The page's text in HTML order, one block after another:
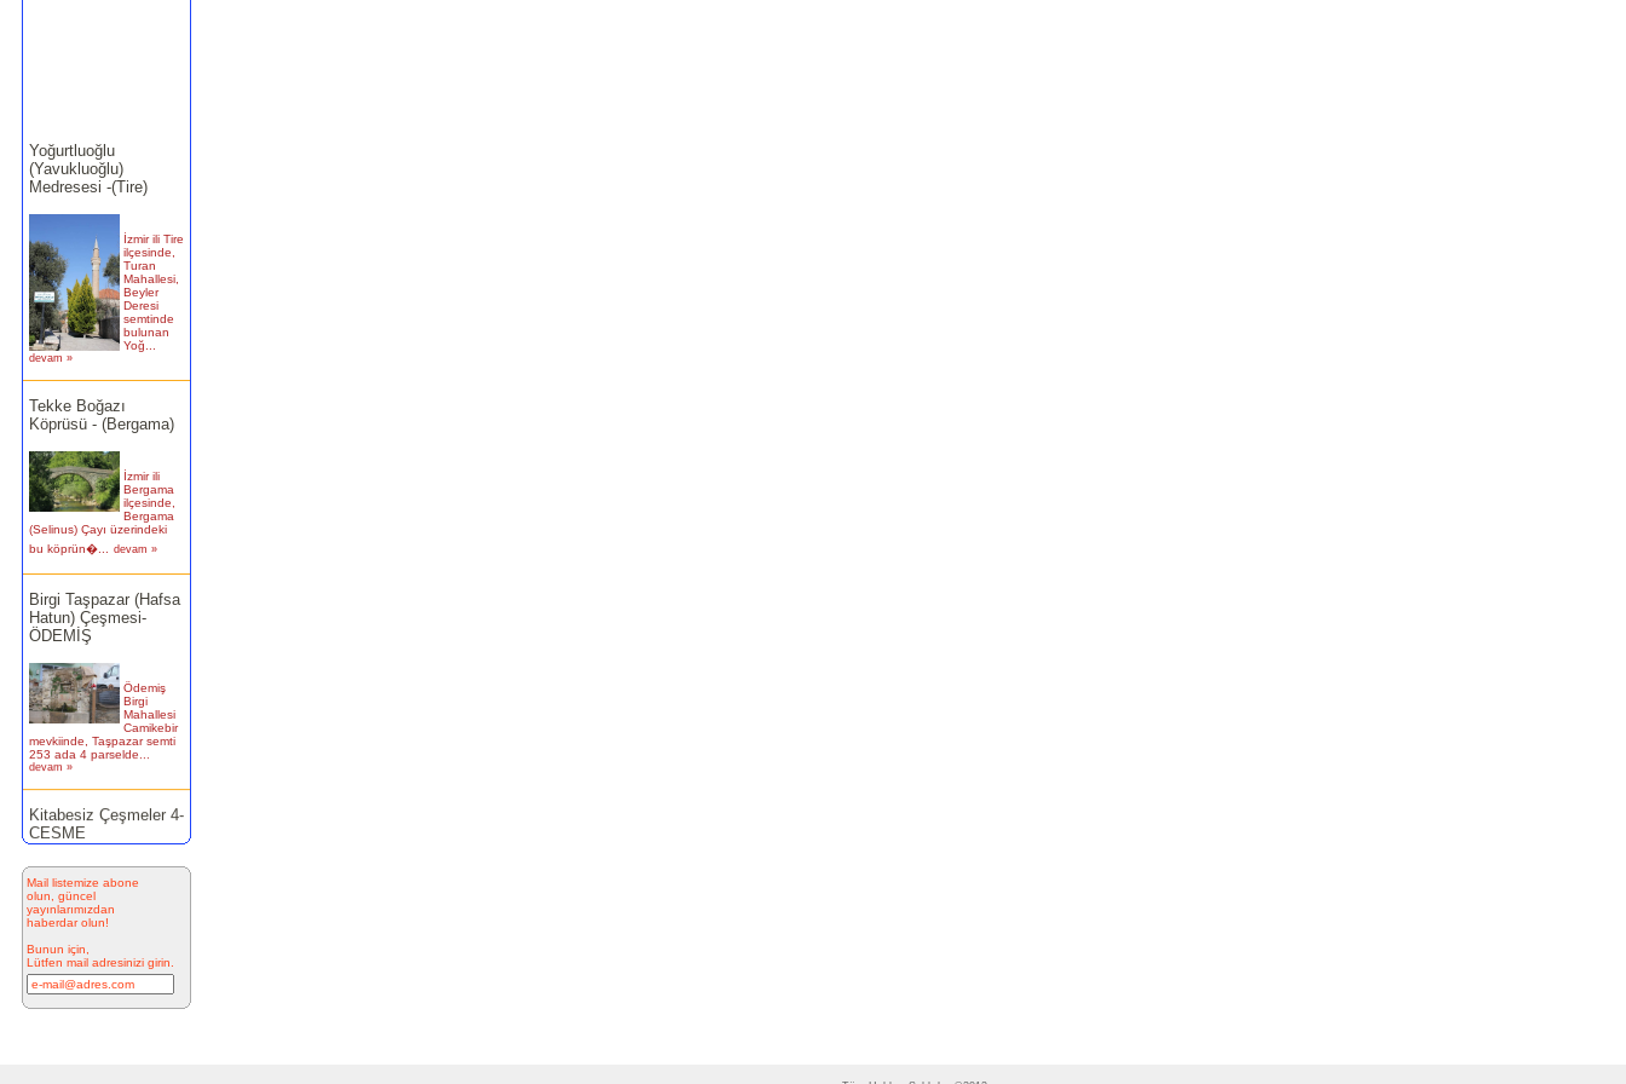
(Yavukluoğlu)
Medresesi -(Tire)
ilçesinde,
Turan
Mahallesi,
Beyler
Deresi
semtinde
bulunan
Yoğ...
devam »
Tekke Boğazı
Köprüsü - (Bergama)
Bergama
ilçesinde,
Bergama
(Selinus) Çayı üzerindeki
bu köprün�...
devam »
Birgi Taşpazar (Hafsa
Hatun) Çeşmesi-
ÖDEMİŞ
Birgi
Mahallesi
Camikebir
mevkiinde, Taşpazar semti
253 ada 4 parselde...
devam »
Kitabesiz Çeşmeler 4-
ÇEŞME
Resimde
görülen
çeşme
çarşı
bitiminde... devam »
Mail listemize abone
olun, güncel
yayınlarımızdan
haberdar olun!
Bunun için,
Lütfen mail adresinizi girin.